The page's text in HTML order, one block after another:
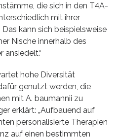
die sich in den T4A-
mit ihrer
kann sich beispielsweise
Nische innerhalb des
ansiedelt.“
hohe Diversität
genutzt werden, die
mit A. baumannii zu
erklärt: „Aufbauend auf
personalisierte Therapien
auf einen bestimmten